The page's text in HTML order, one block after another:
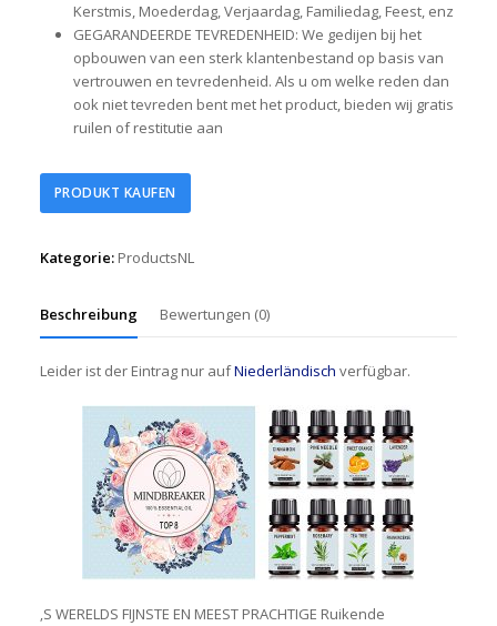
Kerstmis, Moederdag, Verjaardag, Familiedag, Feest, enz
GEGARANDEERDE TEVREDENHEID: We gedijen bij het
opbouwen van een sterk klantenbestand op basis van
vertrouwen en tevredenheid. Als u om welke reden dan
ook niet tevreden bent met het product, bieden wij gratis
ruilen of restitutie aan
PRODUKT KAUFEN
Kategorie: ProductsNL
Beschreibung Bewertungen (0)
Leider ist der Eintrag nur aufNiederländisch verfügbar.
‚S WERELDS FIJNSTE EN MEEST PRACHTIGE Ruikende